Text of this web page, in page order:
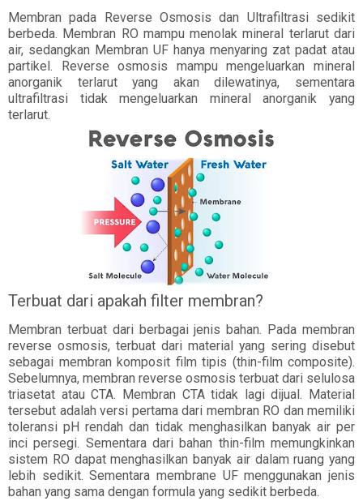
Membran pada Reverse Osmosis dan Ultrafiltrasi sedikit
berbeda. Membran RO mampu menolak mineral terlarut dari
air, sedangkan Membran UF hanya menyaring zat padat atau
partikel. Reverse osmosis mampu mengeluarkan mineral
anorganik terlarut yang akan dilewatinya, sementara
ultrafiltrasi tidak mengeluarkan mineral anorganik yang
terlarut.
Terbuat dari apakah filter membran?
Membran terbuat dari berbagai jenis bahan. Pada membran
reverse osmosis, terbuat dari material yang sering disebut
sebagai membran komposit film tipis (thin-film composite).
Sebelumnya, membran reverse osmosis terbuat dari selulosa
triasetat atau CTA. Membran CTA tidak lagi dijual. Material
tersebut adalah versi pertama dari membran RO dan memiliki
toleransi pH rendah dan tidak menghasilkan banyak air per
inci persegi. Sementara dari bahan thin-film memungkinkan
sistem RO dapat menghasilkan banyak air dalam ruang yang
lebih sedikit. Sementara membrane UF menggunakan jenis
bahan yang sama dengan formula yang sedikit berbeda.